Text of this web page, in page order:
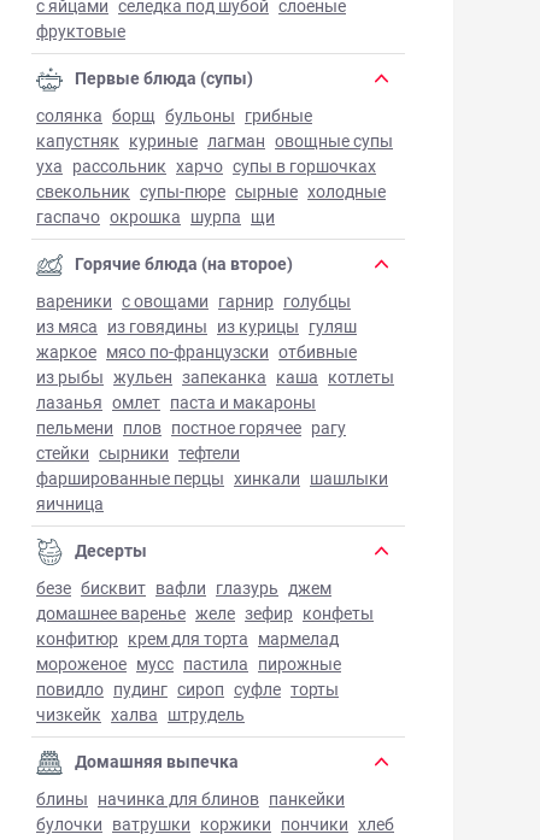
с яйцами селедка под шубой слоеные
фруктовые
Первые блюда (супы)
солянка борщ бульоны грибные
капустняк куриные лагман овощные супы
уха рассольник харчо супы в горшочках
свекольник супы-пюре сырные холодные
гаспачо окрошка шурпа щи
Горячие блюда (на второе)
вареники с овощами гарнир голубцы
из мяса из говядины из курицы гуляш
жаркое мясо по-французски отбивные
из рыбы жульен запеканка каша котлеты
лазанья омлет паста и макароны
пельмени плов постное горячее рагу
стейки сырники тефтели
фаршированные перцы хинкали шашлыки
яичница
Десерты
безе бисквит вафли глазурь джем
домашнее варенье желе зефир конфеты
конфитюр крем для торта мармелад
мороженое мусс пастила пирожные
повидло пудинг сироп суфле торты
чизкейк халва штрудель
Домашняя выпечка
блины начинка для блинов панкейки
булочки ватрушки коржики пончики хлеб